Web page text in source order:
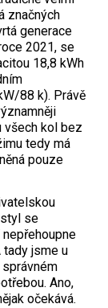
značných
generace
2021, se
18,8 kWh
88 k). Právě
všech kol bez
tedy má
pouze
se
tady jsme u
Ano,
očekává.